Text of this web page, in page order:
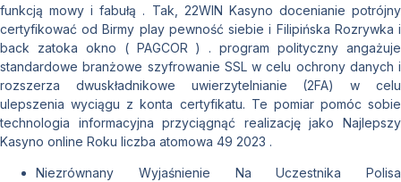
funkcją mowy i fabułą . Tak, 22WIN Kasyno docenianie potrójny
certyfikować od Birmy play pewność siebie i Filipińska Rozrywka i
back zatoka okno ( PAGCOR ) . program polityczny angażuje
standardowe branżowe szyfrowanie SSL w celu ochrony danych i
rozszerza dwuskładnikowe uwierzytelnianie (2FA) w celu
ulepszenia wyciągu z konta certyfikatu. Te pomiar pomóc sobie
technologia informacyjna przyciągnąć realizację jako Najlepszy
Kasyno online Roku liczba atomowa 49 2023 .
Niezrównany Wyjaśnienie Na Uczestnika Polisa